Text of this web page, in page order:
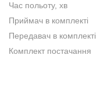
Час польоту, хв
Приймач в комплекті
Передавач в комплекті
Комплект постачання